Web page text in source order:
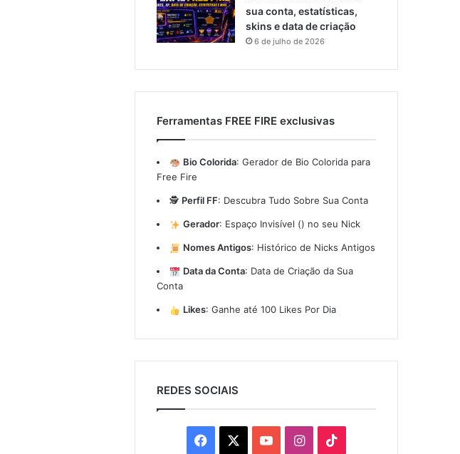
sua conta, estatísticas,
skins e data de criação
6 de julho de 2026
Ferramentas FREE FIRE exclusivas
Bio Colorida: Gerador de Bio Colorida para
Free Fire
🕵️ Perfil FF: Descubra Tudo Sobre Sua Conta
Gerador: Espaço Invisível (ㅤ) no seu Nick
Nomes Antigos: Histórico de Nicks Antigos
Data da Conta: Data de Criação da Sua
Conta
Likes: Ganhe até 100 Likes Por Dia
REDES SOCIAIS
Facebook YouTubeInstagram